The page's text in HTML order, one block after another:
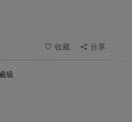
收藏 分享
級